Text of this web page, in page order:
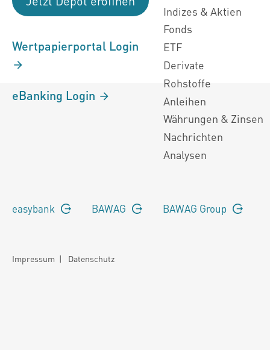
Wertpapierportal Login
eBanking Login
Indizes & Aktien
Fonds
ETF
Derivate
Rohstoffe
Anleihen
Währungen & Zinsen
Nachrichten
Analysen
easybank BAWAG BAWAG Group
Impressum | Datenschutz